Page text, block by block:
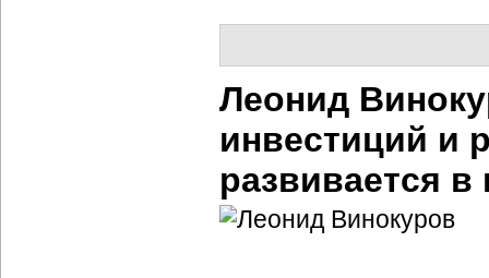
Леонид
инвестиций и
развивается